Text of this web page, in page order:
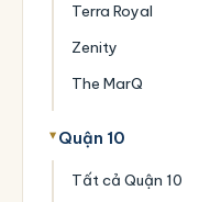
Terra Royal
Zenity
The MarQ
Quận 10
Tất cả Quận 10